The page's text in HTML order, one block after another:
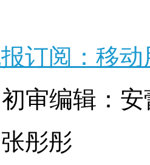
报订阅：移
初审编辑：安
彤彤